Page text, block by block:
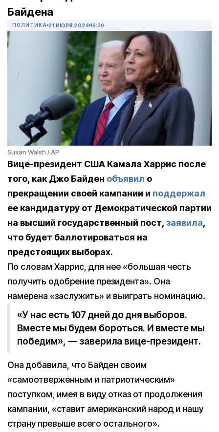
Байдена
ПОЛИТИКА 21 ИЮЛЯ 2024 16:20
Susan Walsh / AP
Вице-президент США Камала Харрис после
того, как Джо Байден объявил о
прекращении своей кампании и поддержал
ее кандидатуру от Демократической партии
на высший государственный пост, заявила,
что будет баллотироваться на
предстоящих выборах.
По словам Харрис, для нее «большая честь
получить одобрение президента». Она
намерена «заслужить» и выиграть номинацию.
«У нас есть 107 дней до дня выборов.
Вместе мы будем бороться. И вместе мы
победим», — заверила вице-президент.
Она добавила, что Байден своим
«самоотверженным и патриотическим»
поступком, имея в виду отказ от продолжения
кампании, «ставит американский народ и нашу
страну превыше всего остального».